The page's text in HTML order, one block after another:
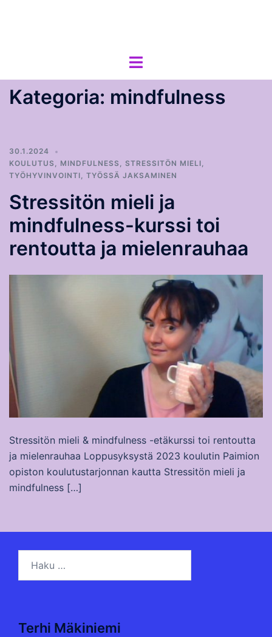
Toggle
Kategoria: mindfulness
30.1.2024
KOULUTUS , MINDFULNESS , STRESSITÖN MIELI,
TYÖHYVINVOINTI, TYÖSSÄ JAKSAMINEN
Stressitön mieli ja
mindfulness-kurssi toi
rentoutta ja mielenrauhaa
Stressitön mieli & mindfulness -etäkurssi toi rentoutta
ja mielenrauhaa Loppusyksystä 2023 koulutin Paimion
opiston koulutustarjonnan kautta Stressitön mieli ja
mindfulness […]
Terhi Mäkiniemi